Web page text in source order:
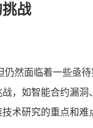
战
然面临着一些亟
，如智能合约漏
术研究的重点和难